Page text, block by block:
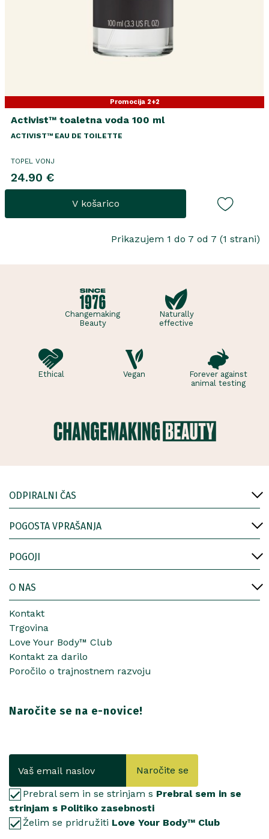
Promocija 2+2
Activist™ toaletna voda 100 ml
ACTIVIST™ EAU DE TOILETTE
TOPEL VONJ
24.90 €
V košarico
Prikazujem 1 do 7 od 7 (1 strani)
Changemaking
Beauty
Naturally
effective
Ethical Vegan
Forever against
animal testing
ODPIRALNI ČAS
POGOSTA VPRAŠANJA
POGOJI
O NAS
Kontakt
Trgovina
Love Your Body™ Club
Kontakt za darilo
Poročilo o trajnostnem razvoju
Naročite se na e-novice!
Naročite se
Prebral sem in se strinjam s Prebral sem in se
strinjam s Politiko zasebnosti
Želim se pridružiti Love Your Body™ Club